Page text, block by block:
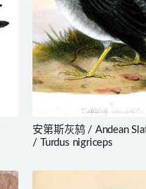
安第斯灰鸫 / Andean
/ Turdus nigriceps